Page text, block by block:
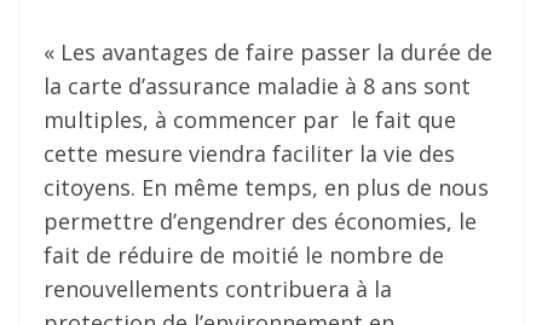
« Les avantages de faire passer la durée de
la carte d’assurance maladie à 8 ans sont
multiples, à commencer par le fait que
cette mesure viendra faciliter la vie des
citoyens. En même temps, en plus de nous
permettre d’engendrer des économies, le
fait de réduire de moitié le nombre de
renouvellements contribuera à la